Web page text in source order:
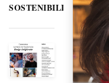
SOSTENIBILITÀ